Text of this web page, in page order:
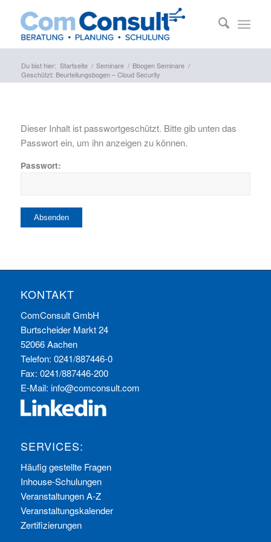
Du bist hier: Startseite / Seminare / Bbogen Seminare /
Geschützt: Beurteilungsbogen – Cloud Security
Dieser Inhalt ist passwortgeschützt. Bitte gib unten das
Passwort ein, um ihn anzeigen zu können.
Passwort:
KONTAKT
ComConsult GmbH
Burtscheider Markt 24
52066 Aachen
Telefon: 0241/887446-0
Fax: 0241/887446-200
E-Mail: info@comconsult.com
SERVICES:
Häufig gestellte Fragen
Inhouse-Schulungen
Veranstaltungen A-Z
Veranstaltungskalender
Zertifizierungen